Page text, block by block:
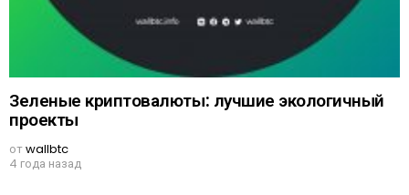
Зеленые криптовалюты: лучшие экологичный
проекты
отwallbtc
4 года назад